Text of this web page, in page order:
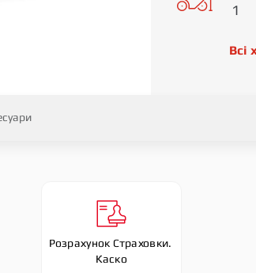
1
Всі
Розрахунок Страховки.
Каско